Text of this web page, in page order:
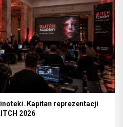
Kapitan reprezentacji
2026